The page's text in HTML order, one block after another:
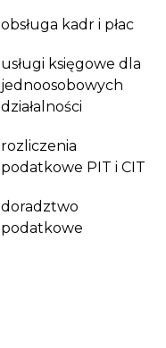
obsługa kadr i płac
usługi księgowe dla
jednoosobowych
działalności
rozliczenia
podatkowe PIT i CIT
doradztwo
podatkowe